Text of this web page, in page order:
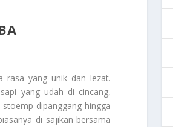
rasa yang unik dan lezat.
yang udah di cincang,
dipanggang hingga
di sajikan bersama